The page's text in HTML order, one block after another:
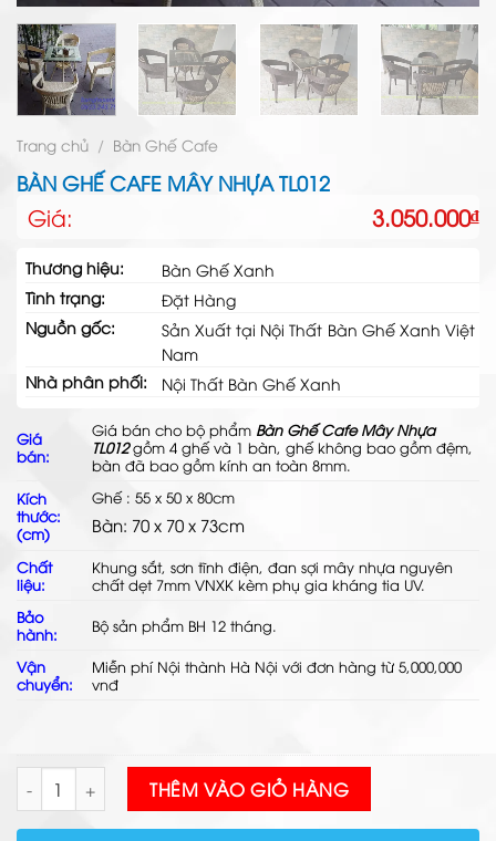
Trang chủ / Bàn Ghế Cafe
BÀN GHẾ CAFE MÂY NHỰA TL012
Giá: 3.050.000₫
Thương hiệu:
Bàn Ghế Xanh
Tình trạng:
Đặt Hàng
Nguồn gốc:
Sản Xuất tại Nội Thất Bàn Ghế Xanh Việt
Nam
Nhà phân phối:
Nội Thất Bàn Ghế Xanh
Giá
bán:
Giá bán cho bộ phẩm Bàn Ghế Cafe Mây Nhựa
TL012gồm 4 ghế và 1 bàn, ghế không bao gồm đệm,
bàn đã bao gồm kính an toàn 8mm.
Kích
thước:
(cm)
Ghế : 55 x 50 x 80cm
Bàn: 70 x 70 x 73cm
Chất
liệu:
Khung sắt, sơn tĩnh điện, đansợi mây nhựa nguyên
chất dẹt 7mm VNXK kèm phụ gia kháng tia UV.
Bảo
hành:
Bộ sản phẩm BH 12 tháng.
Vận
chuyển:
Miễn phí Nội thành Hà Nội với đơn hàng từ 5,000,000
vnđ
Bàn Ghế Cafe Mây Nhựa TL012 số lượng
THÊM VÀO GIỎ HÀNG